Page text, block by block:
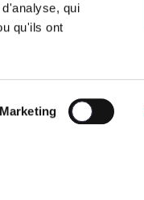
qui
qu'ils ont
Marketing